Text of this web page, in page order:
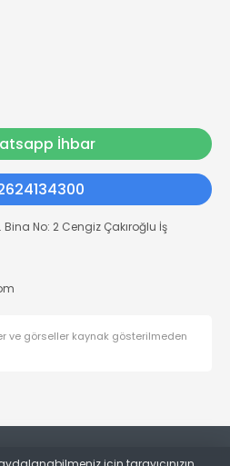
İhbar
Bina No: 2 Cengiz Çakıroğlu İş
ve görseller kaynak gösterilmeden